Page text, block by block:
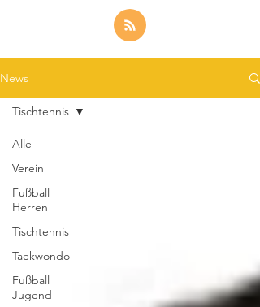
News
Alle
Verein
Fußball
Herren
Tischtennis
Taekwondo
Fußball
Jugend
Tischtennis